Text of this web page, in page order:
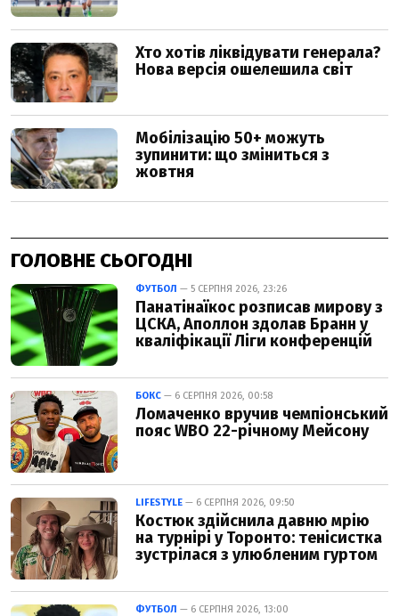
ГОЛОВНЕ СЬОГОДНІ
ФУТБОЛ — 5 СЕРПНЯ 2026, 23:26
Панатінаїкос розписав мирову з
ЦСКА, Аполлон здолав Бранн у
кваліфікації Ліги конференцій
БОКС — 6 СЕРПНЯ 2026, 00:58
Ломаченко вручив чемпіонський
пояс WBO 22-річному Мейсону
LIFESTYLE — 6 СЕРПНЯ 2026, 09:50
Костюк здійснила давню мрію
на турнірі у Торонто: тенісистка
зустрілася з улюбленим гуртом
ФУТБОЛ — 6 СЕРПНЯ 2026, 13:00